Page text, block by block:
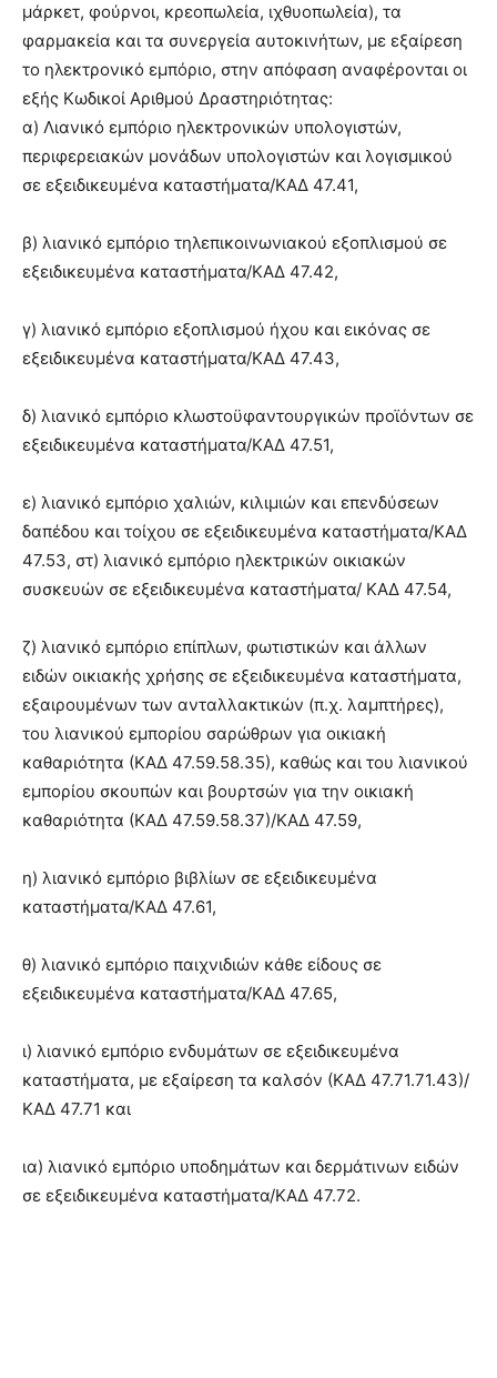
μάρκετ, φούρνοι, κρεοπωλεία, ιχθυοπωλεία), τα
φαρμακεία και τα συνεργεία αυτοκινήτων, με εξαίρεση
το ηλεκτρονικό εμπόριο, στην απόφαση αναφέρονται οι
εξής Κωδικοί Αριθμού Δραστηριότητας:
α) Λιανικό εμπόριο ηλεκτρονικών υπολογιστών,
περιφερειακών μονάδων υπολογιστών και λογισμικού
σε εξειδικευμένα καταστήματα/ΚΑΔ 47.41,
β) λιανικό εμπόριο τηλεπικοινωνιακού εξοπλισμού σε
εξειδικευμένα καταστήματα/ΚΑΔ 47.42,
γ) λιανικό εμπόριο εξοπλισμού ήχου και εικόνας σε
εξειδικευμένα καταστήματα/ΚΑΔ 47.43,
δ) λιανικό εμπόριο κλωστοϋφαντουργικών προϊόντων σε
εξειδικευμένα καταστήματα/ΚΑΔ 47.51,
ε) λιανικό εμπόριο χαλιών, κιλιμιών και επενδύσεων
δαπέδου και τοίχου σε εξειδικευμένα καταστήματα/ΚΑΔ
47.53, στ) λιανικό εμπόριο ηλεκτρικών οικιακών
συσκευών σε εξειδικευμένα καταστήματα/ ΚΑΔ 47.54,
ζ) λιανικό εμπόριο επίπλων, φωτιστικών και άλλων
ειδών οικιακής χρήσης σε εξειδικευμένα καταστήματα,
εξαιρουμένων των ανταλλακτικών (π.χ. λαμπτήρες),
του λιανικού εμπορίου σαρώθρων για οικιακή
καθαριότητα (ΚΑΔ 47.59.58.35), καθώς και του λιανικού
εμπορίου σκουπών και βουρτσών για την οικιακή
καθαριότητα (ΚΑΔ 47.59.58.37)/ΚΑΔ 47.59,
η) λιανικό εμπόριο βιβλίων σε εξειδικευμένα
καταστήματα/ΚΑΔ 47.61,
θ) λιανικό εμπόριο παιχνιδιών κάθε είδους σε
εξειδικευμένα καταστήματα/ΚΑΔ 47.65,
ι) λιανικό εμπόριο ενδυμάτων σε εξειδικευμένα
καταστήματα, με εξαίρεση τα καλσόν (ΚΑΔ 47.71.71.43)/
ΚΑΔ 47.71 και
ια) λιανικό εμπόριο υποδημάτων και δερμάτινων ειδών
σε εξειδικευμένα καταστήματα/ΚΑΔ 47.72.